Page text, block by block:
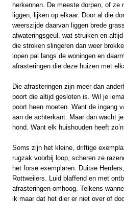
herkennen. De meeste dorpen, of ze
liggen, lijken op elkaar. Door al die
weerszijde daarvan liggen brede
afwateringsgeul, wat struiken en
die stroken slingeren dan weer
lopen pal langs de woningen en
afrasteringen die deze huizen met
Die afrasteringen zijn meer dan
poort die altijd gesloten is. Wil je
poort heen moeten. Want de ingang
aan de achterkant. Maar dan wacht
hond. Want elk huishouden heeft zo’n
Soms zijn het kleine, driftige
rugzak voorbij loop, scheren ze
het forse exemplaren. Duitse
Rottweilers. Luid blaffend en met
afrasteringen omhoog. Telkens
ik maar dat het dier er niet over of